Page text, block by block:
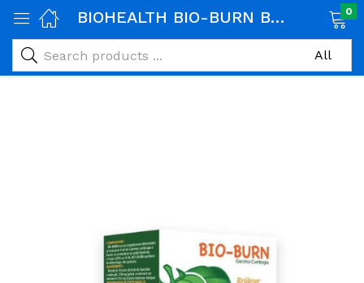
BIOHEALTH BIO-BURN BRULEUR DE GRAISSE 45 GELULES 0